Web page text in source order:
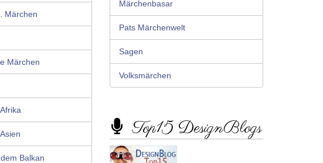
Märchen
Märchen
Balkan
Märchenbasar
Pats Märchenwelt
Sagen
Volksmärchen
Top15 DesignBlogs